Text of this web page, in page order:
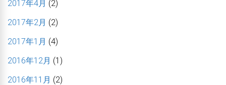
2017年4月 (2)
2017年2月 (2)
2017年1月 (4)
2016年12月 (1)
2016年11月 (2)